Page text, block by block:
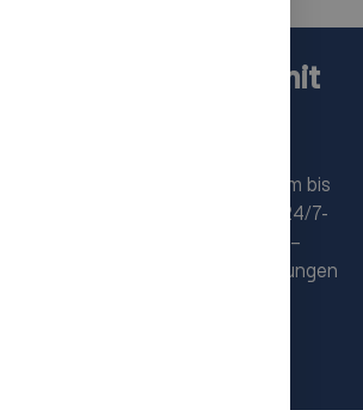
WAREHOUSING mit
weltweit führende Lösung für
die Ihre Lagerfläche um bis
die Effizienz maximiert und eine 24/7-
Ob kleine oder große Lager –
an Ihre individuellen Anforderungen
Ihrem Erfolg.